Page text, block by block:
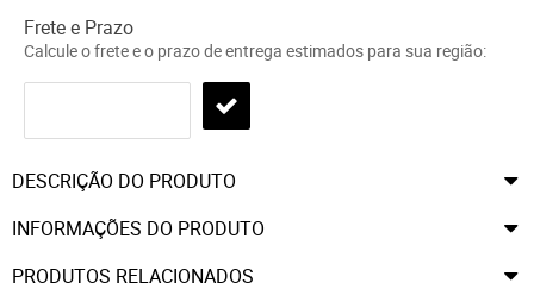
Frete e Prazo
Calcule o frete e o prazo de entrega estimados para sua região:
DESCRIÇÃO DO PRODUTO
INFORMAÇÕES DO PRODUTO
PRODUTOS RELACIONADOS